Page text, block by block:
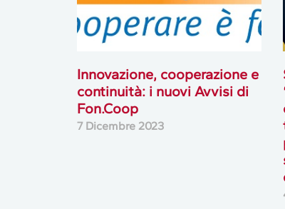
Innovazione, cooperazione e
continuità: i nuovi Avvisi di
Fon.Coop
7 Dicembre 2023